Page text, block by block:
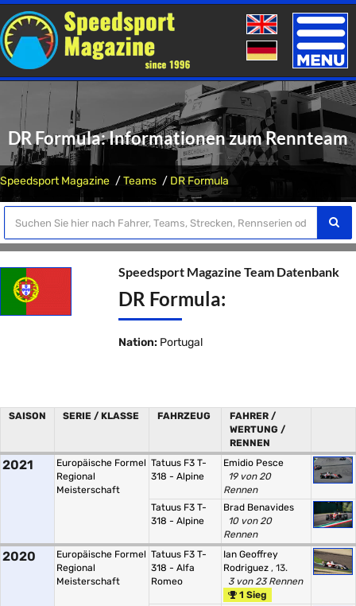
Toggle
DR Formula: Informationen zum Rennteam
Speedsport Magazine Teams DR Formula
Speedsport Magazine Team Datenbank
DR Formula:
Nation: Portugal
SAISON SERIE / KLASSE FAHRZEUG
FAHRER /
WERTUNG /
RENNEN
2021
Europäische Formel
Regional
Meisterschaft
Tatuus F3 T-
318 - Alpine
Emidio Pesce
19 von 20
Rennen
Tatuus F3 T-
318 - Alpine
Brad Benavides
10 von 20
Rennen
2020
Europäische Formel
Regional
Meisterschaft
Tatuus F3 T-
318 - Alfa
Romeo
Ian Geoffrey
Rodriguez , 13.
3 von 23 Rennen
1 Sieg